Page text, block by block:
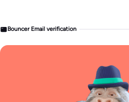
Bouncer Email verification